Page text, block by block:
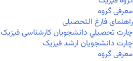
معرفی گروه
راهنمای فارغ التحصیلی
چارت تحصيلي دانشجویان کارشناسی فیزیک
چارت دانشجویان ارشد فیزیک
معرفی گروه